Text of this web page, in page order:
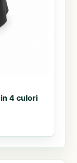
4 culori